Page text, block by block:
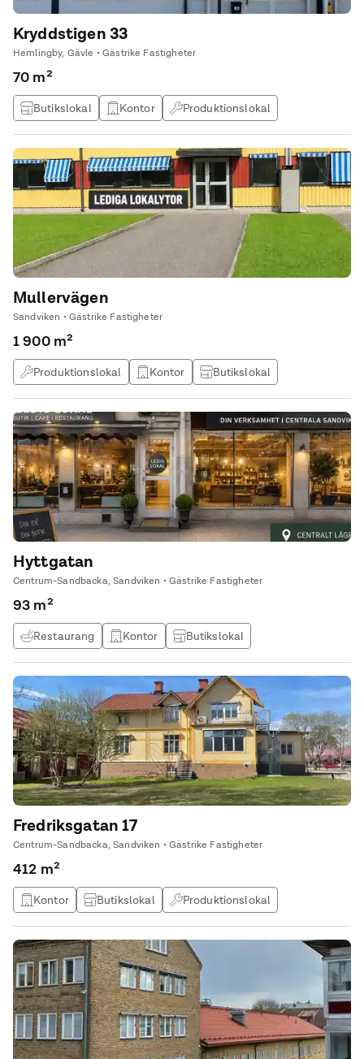
Kryddstigen 33
Hemlingby, Gävle • Gästrike Fastigheter
70 m²
Butikslokal Kontor
Produktionslokal
Lagerlokal
Mullervägen
Sandviken • Gästrike Fastigheter
1 900 m²
Produktionslokal Kontor
Butikslokal
Lagerlokal
Hyttgatan
Centrum-Sandbacka, Sandviken • Gästrike Fastigheter
93 m²
Restaurang Kontor
Butikslokal
Produktionslokal
Fredriksgatan 17
Centrum-Sandbacka, Sandviken • Gästrike Fastigheter
412 m²
Kontor Butikslokal
Produktionslokal
Lagerlokal